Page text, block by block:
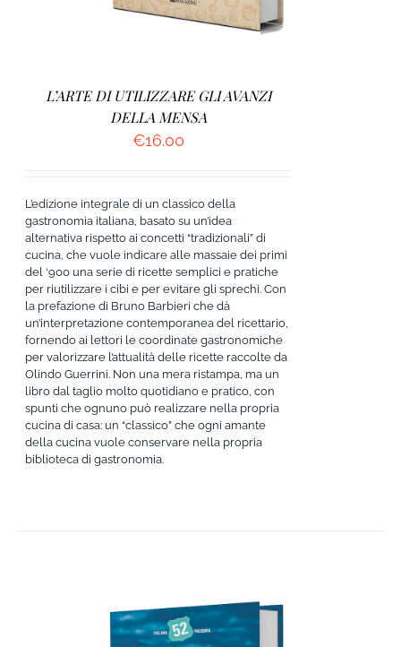
L’ARTE DI UTILIZZARE GLI AVANZI
DELLA MENSA
€16.00
L’edizione integrale di un classico della
gastronomia italiana, basato su un’idea
alternativa rispetto ai concetti “tradizionali” di
cucina, che vuole indicare alle massaie dei primi
del ‘900 una serie di ricette semplici e pratiche
per riutilizzare i cibi e per evitare gli sprechi. Con
la prefazione di Bruno Barbieri che dà
un’interpretazione contemporanea del ricettario,
fornendo ai lettori le coordinate gastronomiche
per valorizzare l’attualità delle ricette raccolte da
Olindo Guerrini. Non una mera ristampa, ma un
libro dal taglio molto quotidiano e pratico, con
spunti che ognuno può realizzare nella propria
cucina di casa: un “classico” che ogni amante
della cucina vuole conservare nella propria
biblioteca di gastronomia.